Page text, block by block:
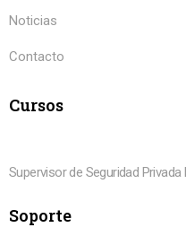
Noticias
Contacto
Cursos
Supervisor de Seguridad Privada
Soporte